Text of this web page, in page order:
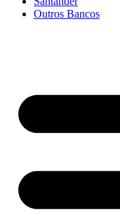
Outros Bancos